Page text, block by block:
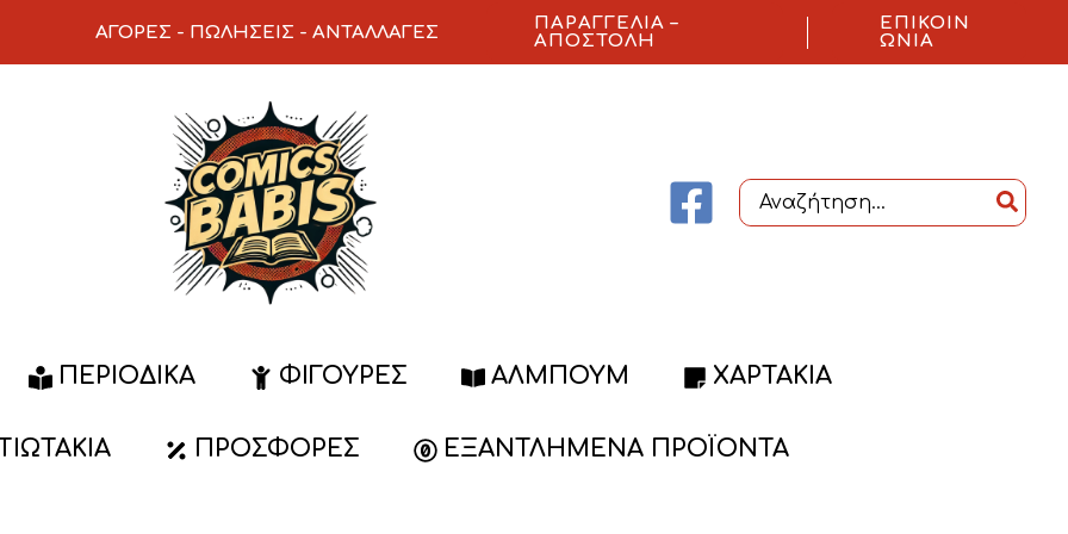
ΑΓΟΡΕΣ - ΠΩΛΗΣΕΙΣ - ΑΝΤΑΛΛΑΓΕΣ
ΠΑΡΑΓΓΕΛΊΑ –
ΑΠΟΣΤΟΛΉ
ΕΠΙΚΟΙΝ
ΩΝΊΑ
Search
for:
ΠΕΡΙΟΔΙΚΆ ΦΙΓΟΎΡΕΣ ΆΛΜΠΟΥΜ ΧΑΡΤΆΚΙΑ
ΠΡΟΣΦΟΡΈΣ ΕΞΑΝΤΛΗΜΈΝΑ ΠΡΟΪΌΝΤΑ